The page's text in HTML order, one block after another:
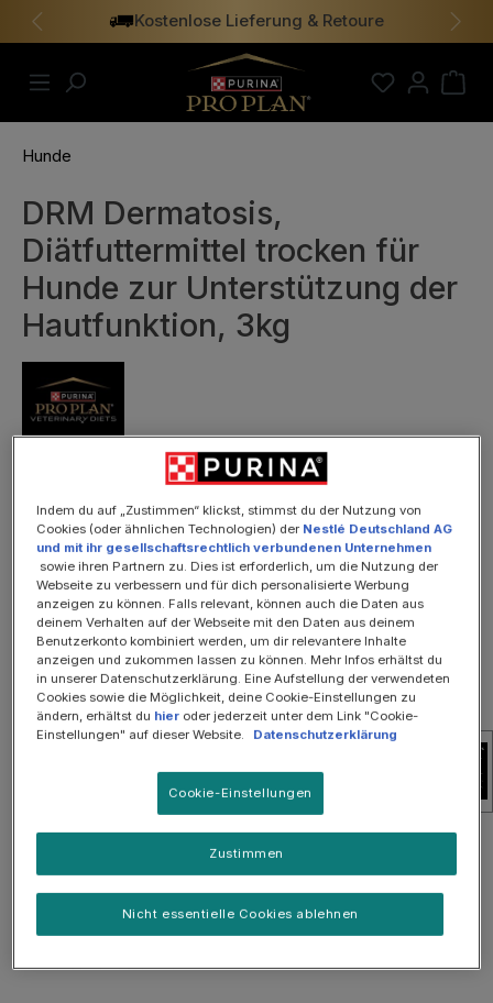
springen Kostenlose Lieferung & Retoure
Vorheriges
Hunde
DRM Dermatosis,
Diätfuttermittel trocken für
Hunde zur Unterstützung der
Hautfunktion, 3kg
SOMMER-SALE: 25%
Inhalt:3000 Gramm(1,02 € / 100 Gramm)
Versandkostenfrei
Indem du auf „Zustimmen“ klickst, stimmst du der Nutzung von
Cookies (oder ähnlichen Technologien) der Nestlé Deutschland AG
und mit ihr gesellschaftsrechtlich verbundenen Unternehmen
sowie ihren Partnern zu. Dies ist erforderlich, um die Nutzung der
Webseite zu verbessern und für dich personalisierte Werbung
anzeigen zu können. Falls relevant, können auch die Daten aus
deinem Verhalten auf der Webseite mit den Daten aus deinem
Benutzerkonto kombiniert werden, um dir relevantere Inhalte
anzeigen und zukommen lassen zu können. Mehr Infos erhältst du
in unserer Datenschutzerklärung. Eine Aufstellung der verwendeten
Cookies sowie die Möglichkeit, deine Cookie-Einstellungen zu
ändern, erhältst du hier oder jederzeit unter dem Link "Cookie-
Einstellungen" auf dieser Website.
Datenschutzerklärung
Cookie-Einstellungen
Nicht essentielle Cookies ablehnen
Zustimmen